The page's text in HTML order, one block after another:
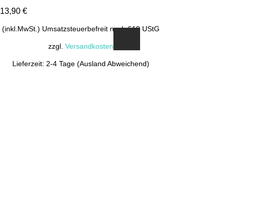
13,90 €
(inkl.MwSt.) Umsatzsteuerbefreit nach §19 UStG
zzgl.Versandkosten
Lieferzeit: 2-4 Tage (Ausland Abweichend)